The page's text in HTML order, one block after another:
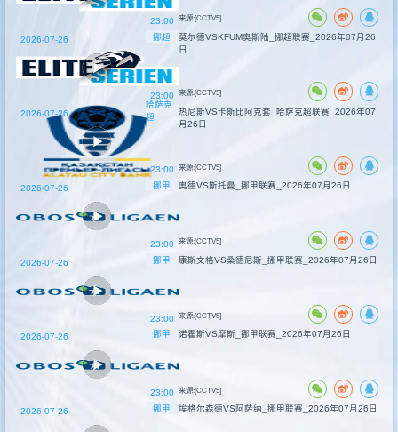
23:00 来源:[CCTV5]
挪超
23:00
2026-07-26
莫尔德VSKFUM奥斯陆_挪超联赛_2026年07月26
日
来源:[CCTV5]
哈萨克
超
23:00
2026-07-26
热尼斯VS卡斯比阿克套_哈萨克超联赛_2026年07
月26日
来源:[CCTV5]
挪甲
23:00
2026-07-26 奥德VS斯托曼_挪甲联赛_2026年07月26日
来源:[CCTV5]
挪甲
23:00
2026-07-26 康斯文格VS桑德尼斯_挪甲联赛_2026年07月26日
来源:[CCTV5]
挪甲
23:00
2026-07-26 诺霍斯VS摩斯_挪甲联赛_2026年07月26日
来源:[CCTV5]
挪甲
2026-07-26 埃格尔森德VS阿萨纳_挪甲联赛_2026年07月26日